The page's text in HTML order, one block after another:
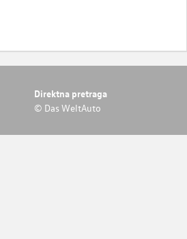
Direktna pretraga
© Das WeltAuto